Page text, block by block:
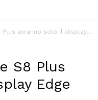
avranno solo il display Edge
S8 Plus
Edge